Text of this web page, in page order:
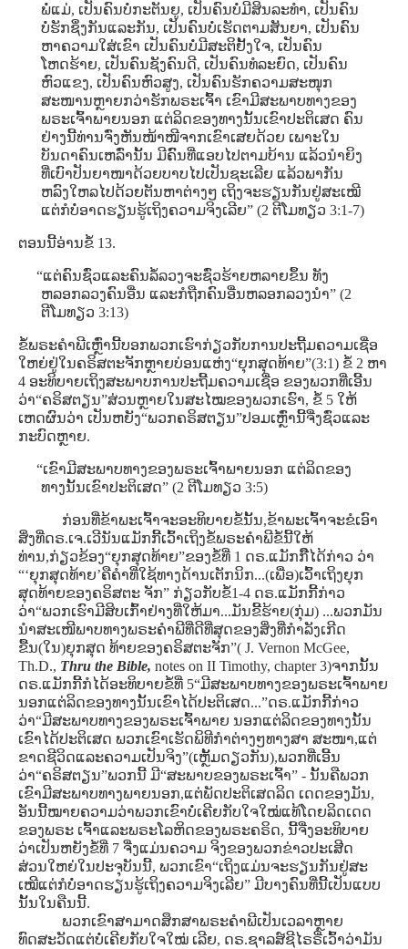
ພໍ່ແມ່, ເປັນຄົນບໍ່ກະຕັນຍູ, ເປັນຄົນບໍ່ມີສິນລະທຳ, ເປັນຄົນ
ບໍ່ຮັກຊຶ່ງກັນແລະກັນ, ເປັນຄົນບໍ່ເຮັດຕາມສັນຍາ, ເປັນຄົນ
ຫາຄວາມໃສ່ເຂົາ ເປັນຄົນບໍ່ມີສະຕິຢັ້ງໃຈ, ເປັນຄົນ
ໂຫດຮ້າຍ, ເປັນຄົນຊັງຄົນດີ, ເປັນຄົນທໍລະຍົດ, ເປັນຄົນ
ຫົວແຂງ, ເປັນຄົນຫົວສູງ, ເປັນຄົນຮັກຄວາມສະໜຸກ
ສະໜານຫຼາຍກວ່າຮັກພຣະເຈົ້າ ເຂົາມີສະພາບທາງຂອງ
ພຣະເຈົ້າພາຍນອກ ແຕ່ລິດຂອງທາງນັ້ນເຂົາປະຕິເສດ ຄົນ
ຢ່າງນີ້ທ່ານຈົ່ງຫັນໜ້າໜີຈາກເຂົາເສຍດ້ວຍ ເພາະໃນ
ບັນດາຄົນເຫລົ່ານັ້ນ ມີຄົົນທີ່ແອບໄປຕາມບ້ານ ແລ້ວນຳຍິງ
ທີ່ເບົາປັນຍາໜາດ້ວຍບາບໄປເປັນຊະເລີຍ ແລ້ວພາກັນ
ຫລົງໃຫລໄປດ້ວຍຕັນຫາຕ່າງໆ ເຖິງຈະຮຽນກັນຢູ່ສະເໝີ
ແຕ່ກໍບໍ່ອາດຮຽນຮູ້ເຖິງຄວາມຈິງເລີຍ” (2 ຕີໂມທຽວ 3:1-7)
ຕອນນີ້ອ່ານຂໍ້ 13.
“ແຕ່ຄົນຊົ່ວແລະຄົນລໍ້ລວງຈະຊົ່ວຮ້າຍຫລາຍຂຶ້ນ ທັງ
ຫລອກລວງຄົນອື່ນ ແລະກໍຖືກຄົນອື່ນຫລອກລວງນໍາ” (2
ຕີໂມທຽວ 3:13)
ຂໍ້ພຣະຄໍາພີເຫຼົ່ານີ້ບອກພວກເຮົາກ່ຽວກັບການປະຖີ້ມຄວາມເຊື່ອ
ໃຫຍ່ຢູ່ໃນຄຣິສຕະຈັກຫຼາຍບ່ອນແຫ່ງ“ຍຸກສຸດທ້າຍ”(3:1) ຂໍ້ 2 ຫາ
4 ອະທິບາຍເຖິງສະພາບການປະຖີ້ມຄວາມເຊື່ອ ຂອງພວກທີ່ເອີ້ນ
ວ່າ“ຄຣິສຕຽນ”ສ່ວນຫຼາຍໃນສະໄໝຂອງພວກເຮົາ, ຂໍ້ 5 ໃຫ້
ເຫດຜົນວ່າ ເປັນຫຍັງ“ພວກຄຣິສຕຽນ”ປອມເຫຼົ່ານີ້ຈື່ງຊົ່ວແລະ
ກະບົດຫຼາຍ.
“ເຂົາມີສະພາບທາງຂອງພຣະເຈົ້າພາຍນອກ ແຕ່ລິດຂອງ
ທາງນັ້ນເຂົາປະຕິເສດ” (2 ຕີໂມທຽວ 3:5)
ກ່ອນທີ່ຂ້າພະເຈົ້າຈະອະທິບາຍຂໍ້ນັ້ນ,ຂ້າພະເຈົ້າຈະຂໍເອົາ
ສິ່ງທີ່ດຣ.ເຈ.ເວີນັນແມັກກີ້ເວົ້າເຖິງຂໍ້ພຣະຄໍາພີຂໍ້ນີ້ໃຫ້
ທ່ານ,ກ່ຽວຂ້ອງ“ຍຸກສຸດທ້າຍ”ຂອງຂໍ້ທີ່ 1 ດຣ.ແມັກກີ໊ໄດ້ກ່າວ ວ່າ
“‘ຍຸກສຸດທ້າຍ’ຄືຄໍາທີ່ໃຊ້ທາງດ້ານເຕັກນິກ...(ເພື່ອ)ເວົ້າເຖິງຍຸກ
ສຸດທ້າຍຂອງຄຣິສຕະ ຈັກ” ກ່ຽວກັບຂໍ້1-4 ດຣ.ແມັກກີ້ກ່າວ
ວ່າ“ພວກເຮົາມີສິບເກົ້າຢ່າງທີ່ໃຫ້ມາ...ມັນຂີ້ຮ້າຍ(ກຸ່ມ) ...ພວກມັນ
ນໍາສະເໜີພາບທາງພຣະຄໍາພີທີ່ດີທີ່ສຸດຂອງສິ່ງທີ່ກໍາລັງເກີດ
ຂື້ນ(ໃນ)ຍຸກສຸດ ທ້າຍຂອງຄຣິສຕະຈັກ”( J. Vernon McGee,
Th.D., Thru the Bible, notes on II Timothy, chapter 3)ຈາກນັ້ນ
ດຣ.ແມັກກີ້ກໍໄດ້ອະທິບາຍຂໍ້ທີ່ 5“ມີສະພາບທາງຂອງພຣະເຈົ້າພາຍ
ນອກແຕ່ລິດຂອງທາງນັ້ນເຂົາໄດ້ປະຕິເສດ...”ດຣ.ແມັກກີ້ກ່າວ
ວ່າ“ມີສະພາບທາງຂອງພຣະເຈົ້າພາຍ ນອກແຕ່ລິດຂອງທາງນັ້ນ
ເຂົາໄດ້ປະຕິເສດ ພວກເຂົາເຮັດພິທີກໍາຕ່າງໆທາງສາ ສະໜາ,ແຕ່
ຂາດຊີວິດແລະຄວາມເປັນຈິງ”(ເຫຼັ້ມດຽວກັນ),ພວກທີ່ເອີ້ນ
ວ່າ“ຄຣິສຕຽນ”ພວກນີ້ ມີ“ສະພາບຂອງພຣະເຈົ້າ” - ນັ້ນຄືພວກ
ເຂົາມີສະພາບທາງພາຍນອກ,ແຕ່ພັດປະຕິເສດລິດ ເດດຂອງມັນ,
ອັນນີ້ໝາຍຄວາມວ່າພວກເຂົາບໍ່ເຄີຍກັບໃຈໃໝ່ແທ້ໂດຍລິດເດດ
ຂອງພຣະ ເຈົ້າແລະພຣະໂລຫິດຂອງພຣະຄຣິດ, ນີ້ຈື່ງອະທິບາຍ
ວ່າເປັນຫຍັງຂໍ້ທີ່ 7 ຈື່ງແມ່ນຄວາມ ຈິງຂອງພວກຂ່າວປະເສີດ
ສ່ວນໃຫຍ່ໃນປະຈຸບັນນີ້, ພວກເຂົາ“ເຖິງແມ່ນຈະຮຽນກັນຢູ່ສະ
ເໝີແຕ່ກໍບໍ່ອາດຮຽນຮູ້ເຖິງຄວາມຈິງເລີຍ” ມີບາງຄົນທີ່ນີ້ເປັນແບບ
ນັ້ນໃນຄືນນີ້.
ພວກເຂົາສາມາດສຶກສາພຣະຄໍາພີເປັນເວລາຫຼາຍ
ທົດສະວັດແຕ່ບໍ່ເຄີຍກັບໃຈໃໝ່ ເລີຍ, ດຣ.ຊາລສ໌ຊີໄຣຣີ່ເວົ້າວ່າມັນ